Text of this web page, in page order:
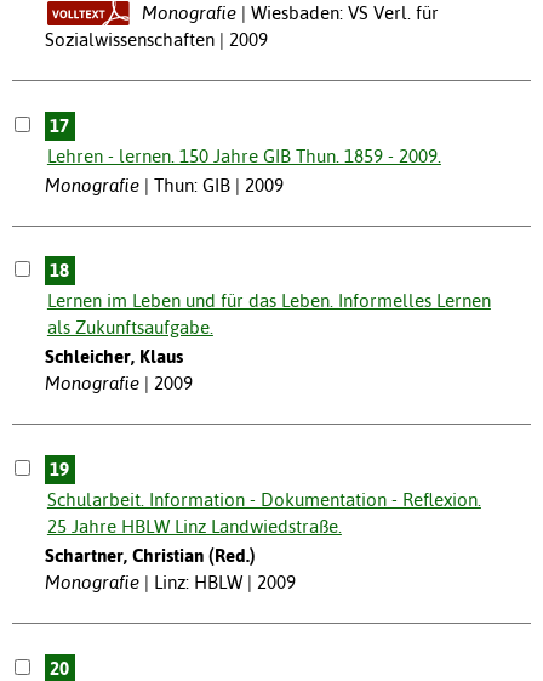
Monografie
Wiesbaden: VS Verl. für
Sozialwissenschaften | 2009
17
Lehren - lernen. 150 Jahre GIB Thun. 1859 - 2009.
Monografie
Thun: GIB | 2009
18
Lernen im Leben und für das Leben. Informelles Lernen
als Zukunftsaufgabe.
Schleicher, Klaus
Monografie
2009
19
Schularbeit. Information - Dokumentation - Reflexion.
25 Jahre HBLW Linz Landwiedstraße.
Schartner, Christian (Red.)
Monografie
Linz: HBLW | 2009
20